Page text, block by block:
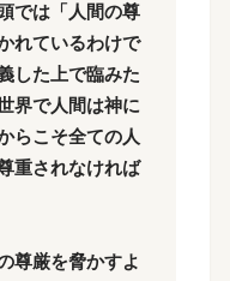
では「人間の尊
れているわけで
した上で臨みた
界で人間は神に
らこそ全ての人
重されなければ
尊厳を脅かすよ